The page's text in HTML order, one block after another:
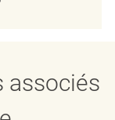
via twitter
associés